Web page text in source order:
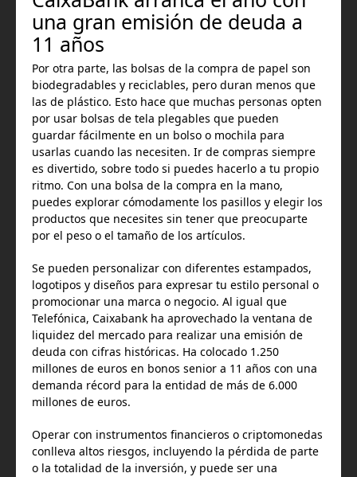
una gran emisión de deuda a
11 años
Por otra parte, las bolsas de la compra de papel son
biodegradables y reciclables, pero duran menos que
las de plástico. Esto hace que muchas personas opten
por usar bolsas de tela plegables que pueden
guardar fácilmente en un bolso o mochila para
usarlas cuando las necesiten. Ir de compras siempre
es divertido, sobre todo si puedes hacerlo a tu propio
ritmo. Con una bolsa de la compra en la mano,
puedes explorar cómodamente los pasillos y elegir los
productos que necesites sin tener que preocuparte
por el peso o el tamaño de los artículos.
Se pueden personalizar con diferentes estampados,
logotipos y diseños para expresar tu estilo personal o
promocionar una marca o negocio. Al igual que
Telefónica, Caixabank ha aprovechado la ventana de
liquidez del mercado para realizar una emisión de
deuda con cifras históricas. Ha colocado 1.250
millones de euros en bonos senior a 11 años con una
demanda récord para la entidad de más de 6.000
millones de euros.
Operar con instrumentos financieros o criptomonedas
conlleva altos riesgos, incluyendo la pérdida de parte
o la totalidad de la inversión, y puede ser una